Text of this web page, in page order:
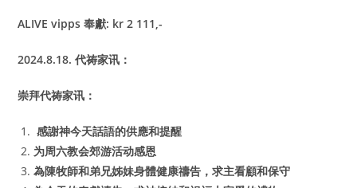
ALIVE vipps 奉獻: kr 2 111,-
2024.8.18. 代祷家讯：
崇拜代祷家讯：
感謝神今天話語的供應和提醒
为周六教会郊游活动感恩
為陳牧師和弟兄姊妹身體健康禱告，求主看顧和保守